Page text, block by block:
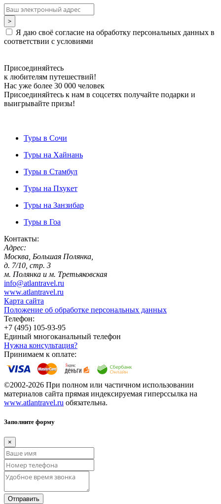
Я даю своё согласие на обработку персональных данных в
соответствии с условиями
Присоединяйтесь
к любителям путешествий!
Нас уже более 30 000 человек
Присоединяйтесь к нам в соцсетях получайте подарки и
выигрывайте призы!
Туры в Сочи
Туры на Хайнань
Туры в Стамбул
Туры на Пхукет
Туры на Занзибар
Туры в Гоа
Контакты:
Адрес:
Москва, Большая Полянка,
д. 7/10, стр. 3
м. Полянка и м. Третьяковская
info@atlantravel.ru
www.atlantravel.ru
Карта сайта
Положение об обработке персональных данных
Телефон:
+7 (495) 105-93-95
Единый многоканальный телефон
Нужна консультация?
Принимаем к оплате:
©2002-2026 При полном или частичном использовании
материалов сайта прямая индексируемая гиперссылка на
www.atlantravel.ru обязательна.
Заполните форму
×
Отправить